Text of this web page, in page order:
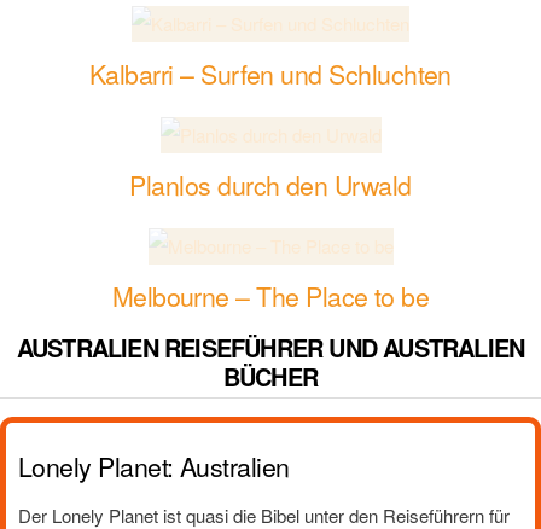
Kalbarri – Surfen und Schluchten
Planlos durch den Urwald
Melbourne – The Place to be
AUSTRALIEN REISEFÜHRER UND AUSTRALIEN
BÜCHER
Lonely Planet: Australien
Der Lonely Planet ist quasi die Bibel unter den Reiseführern für